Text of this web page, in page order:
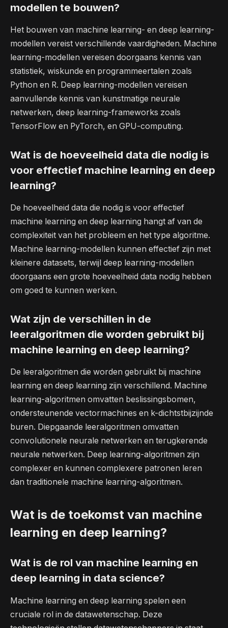
modellen te bouwen?
Het bouwen van machine learning- en deep learning-
modellen vereist verschillende vaardigheden. Machine
learning-modellen vereisen doorgaans kennis van
statistiek, wiskunde en programmeertalen zoals
Python en R. Deep learning-modellen vereisen
aanvullende kennis van kunstmatige neurale
netwerken, deep learning-frameworks zoals
TensorFlow en PyTorch, en GPU-computing.
Wat is de hoeveelheid data die nodig is
voor effectief machine learning en deep
learning?
De hoeveelheid data die nodig is voor effectief
machine learning en deep learning hangt af van de
complexiteit van het probleem en het type algoritme.
Machine learning-modellen kunnen effectief zijn met
kleinere datasets, terwijl deep learning-modellen
doorgaans een grote hoeveelheid data nodig hebben
om goed te kunnen werken.
Wat zijn de verschillen in de
leeralgoritmen die worden gebruikt bij
machine learning en deep learning?
De leeralgoritmen die worden gebruikt bij machine
learning en deep learning zijn verschillend. Machine
learning-algoritmen omvatten beslissingsbomen,
ondersteunende vectormachines en k-dichtstbijzijnde
buren. Diepgaande leeralgoritmen omvatten
convolutionele neurale netwerken en terugkerende
neurale netwerken. Deep learning-algoritmen zijn
complexer en kunnen complexere patronen leren
dan traditionele machine learning-algoritmen.
Wat is de toekomst van machine
learning en deep learning?
Wat is de rol van machine learning en
deep learning in data science?
Machine learning en deep learning spelen een
cruciale rol in de datawetenschap. Deze